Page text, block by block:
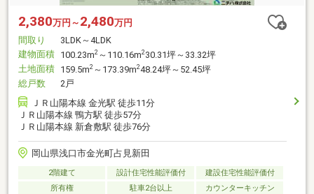
2,380万円～ 2,480万円
間取り
3LDK～4LDK
建物面積 100.23m2 ～110.16m230.31坪～33.32坪
土地面積 159.5m2 ～173.39m248.24坪～52.45坪
総戸数
2戸
ＪＲ山陽本線 金光駅 徒歩11分
ＪＲ山陽本線 鴨方駅 徒歩57分
ＪＲ山陽本線 新倉敷駅 徒歩76分
岡山県浅口市金光町占見新田
2階建て 設計住宅性能評価付
建設住宅性能評価付
所有権
駐車2台以上 カウンターキッチン